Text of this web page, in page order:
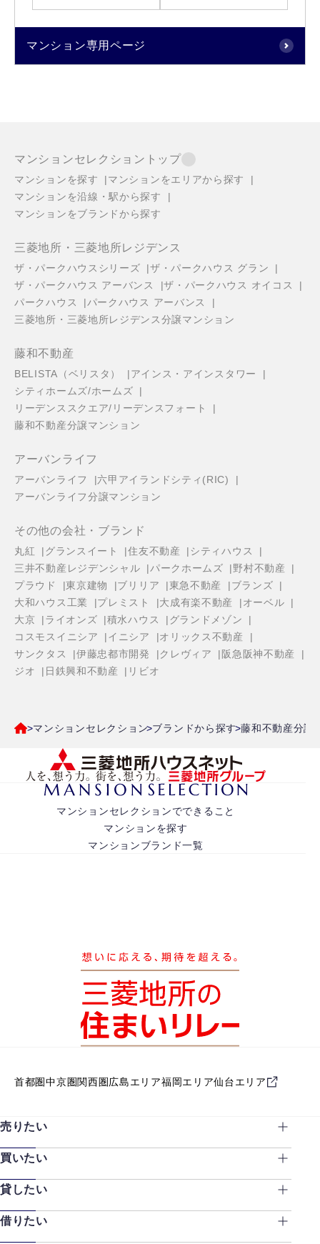
マンション専用ページ
マンションセレクショントップ
マンションを探す
マンションをエリアから探す
マンションを沿線・駅から探す
マンションをブランドから探す
三菱地所・三菱地所レジデンス
ザ・パークハウスシリーズ
ザ・パークハウス グラン
ザ・パークハウス アーバンス
ザ・パークハウス オイコス
パークハウス
パークハウス アーバンス
三菱地所・三菱地所レジデンス分譲マンション
藤和不動産
BELISTA（ベリスタ）
アインス・アインスタワー
シティホームズ/ホームズ
リーデンススクエア/リーデンスフォート
藤和不動産分譲マンション
アーバンライフ
アーバンライフ
六甲アイランドシティ(RIC)
アーバンライフ分譲マンション
その他の会社・ブランド
丸紅 グランスイート 住友不動産
シティハウス
三井不動産レジデンシャル
パークホームズ
野村不動産
プラウド
東京建物 ブリリア 東急不動産
ブランズ
大和ハウス工業
プレミスト 大成有楽不動産
オーベル
大京
ライオンズ 積水ハウス
グランドメゾン
コスモスイニシア
イニシア
オリックス不動産
サンクタス
伊藤忠都市開発 クレヴィア
阪急阪神不動産
ジオ
日鉄興和不動産 リビオ
マンションセレクション ブランドから探す 藤和不動産分譲
マンションセレクションでできること
マンションを探す
マンションブランド一覧
首都圏中京圏関西圏広島エリア福岡エリア仙台エリア
売りたい
買いたい
貸したい
借りたい